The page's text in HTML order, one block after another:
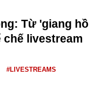
Từ 'giang hồ
chế livestream
#LIVESTREAMS